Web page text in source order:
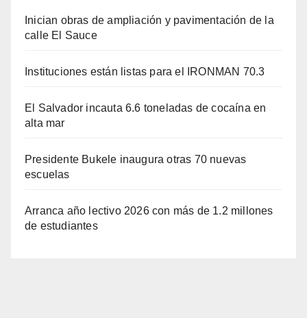
Inician obras de ampliación y pavimentación de la
calle El Sauce
Instituciones están listas para el IRONMAN 70.3
El Salvador incauta 6.6 toneladas de cocaína en
alta mar
Presidente Bukele inaugura otras 70 nuevas
escuelas
Arranca año lectivo 2026 con más de 1.2 millones
de estudiantes